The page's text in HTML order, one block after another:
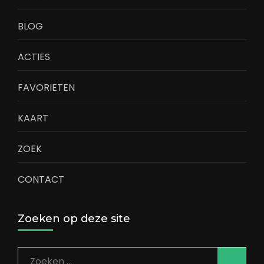
BLOG
ACTIES
FAVORIETEN
KAART
ZOEK
CONTACT
Zoeken op deze site
Zoeken